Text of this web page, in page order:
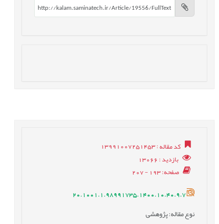
کد مقاله: 13991007251453
بازدید: 13066
صفحه: 193 - 207
20.1001.1.98991735.1400.10.40.9.7
نوع مقاله: پژوهشی